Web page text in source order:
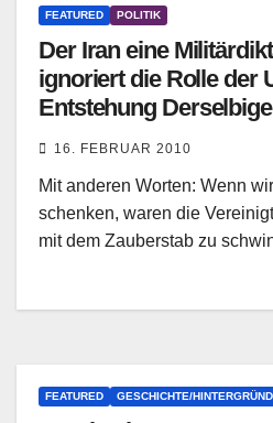
FEATURED POLITIK
Der Iran eine
ignoriert die Rolle der
Entstehung
16. FEBRUAR 2010
Mit anderen Worten: Wenn
schenken, waren die
mit dem Zauberstab zu
FEATURED GESCHICHTE/